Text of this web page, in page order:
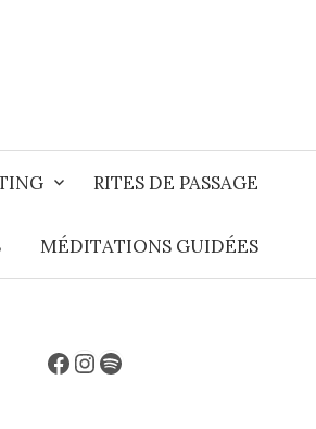
RITES DE PASSAGE
MÉDITATIONS GUIDÉES
Facebook
Instagram
Spotify